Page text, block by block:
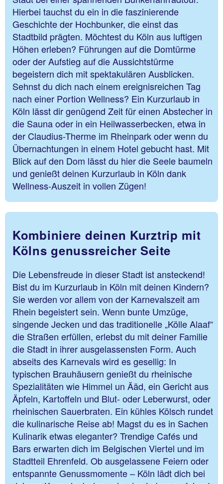
Hierbei tauchst du ein in die faszinierende
Geschichte der Hochbunker, die einst das
Stadtbild prägten. Möchtest du Köln aus luftigen
Höhen erleben? Führungen auf die Domtürme
oder der Aufstieg auf die Aussichtstürme
begeistern dich mit spektakulären Ausblicken.
Sehnst du dich nach einem ereignisreichen Tag
nach einer Portion Wellness? Ein Kurzurlaub in
Köln lässt dir genügend Zeit für einen Abstecher in
die Sauna oder in ein Heilwasserbecken, etwa in
der Claudius-Therme im Rheinpark oder wenn du
Übernachtungen in einem Hotel gebucht hast. Mit
Blick auf den Dom lässt du hier die Seele baumeln
und genießt deinen Kurzurlaub in Köln dank
Wellness-Auszeit in vollen Zügen!
Kombiniere deinen Kurztrip mit
Kölns genussreicher Seite
Die Lebensfreude in dieser Stadt ist ansteckend!
Bist du im Kurzurlaub in Köln mit deinen Kindern?
Sie werden vor allem von der Karnevalszeit am
Rhein begeistert sein. Wenn bunte Umzüge,
singende Jecken und das traditionelle „Kölle Alaaf“
die Straßen erfüllen, erlebst du mit deiner Familie
die Stadt in ihrer ausgelassensten Form. Auch
abseits des Karnevals wird es gesellig: In
typischen Brauhäusern genießt du rheinische
Spezialitäten wie Himmel un Ääd, ein Gericht aus
Äpfeln, Kartoffeln und Blut- oder Leberwurst, oder
rheinischen Sauerbraten. Ein kühles Kölsch rundet
die kulinarische Reise ab! Magst du es in Sachen
Kulinarik etwas eleganter? Trendige Cafés und
Bars erwarten dich im Belgischen Viertel und im
Stadtteil Ehrenfeld. Ob ausgelassene Feiern oder
entspannte Genussmomente – Köln lädt dich bei